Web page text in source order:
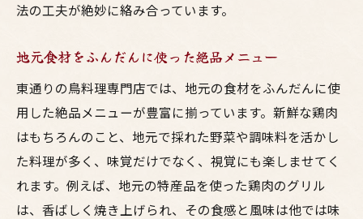
法の工夫が絶妙に絡み合っています。
地元食材をふんだんに使った絶品メニュー
東通りの鳥料理専門店では、地元の食材をふんだんに使
用した絶品メニューが豊富に揃っています。新鮮な鶏肉
はもちろんのこと、地元で採れた野菜や調味料を活かし
た料理が多く、味覚だけでなく、視覚にも楽しませてく
れます。例えば、地元の特産品を使った鶏肉のグリル
は、香ばしく焼き上げられ、その食感と風味は他では味